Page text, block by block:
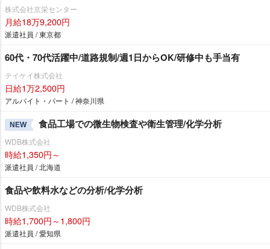
株式会社京栄センター
月給18万9,200円
派遣社員 / 東京都
60代・70代活躍中/道路規制/週1日からOK/研修中も手当有
テイケイ株式会社
日給1万2,500円
アルバイト・パート / 神奈川県
NEW 食品工場での微生物検査や衛生管理/化学分析
WDB株式会社
時給1,350円～
派遣社員 / 北海道
食品や飲料水などの分析/化学分析
WDB株式会社
時給1,700円～1,800円
派遣社員 / 愛知県